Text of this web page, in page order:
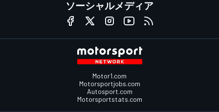
ソーシャルメディア
Motor1.com
Motorsportjobs.com
Autosport.com
Motorsportstats.com